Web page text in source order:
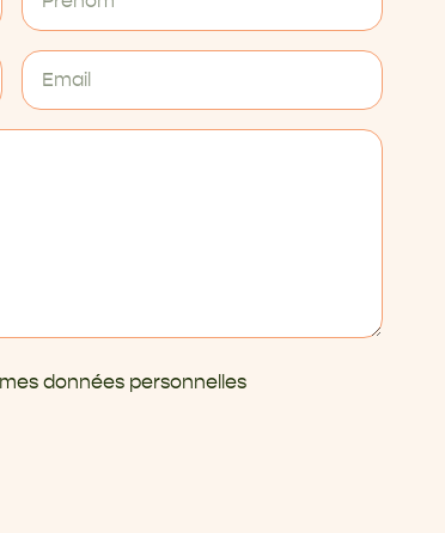
données personnelles